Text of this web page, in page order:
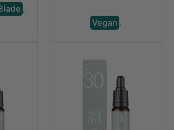
,
Vegan .